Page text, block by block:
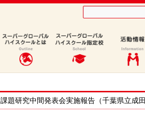
題研究中間発表会実施報告（千葉県立成